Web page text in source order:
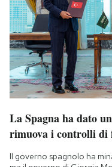
La Spagna ha dato
rimuova i controlli di
Il governo spagnolo ha